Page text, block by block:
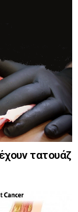
τατουάζ